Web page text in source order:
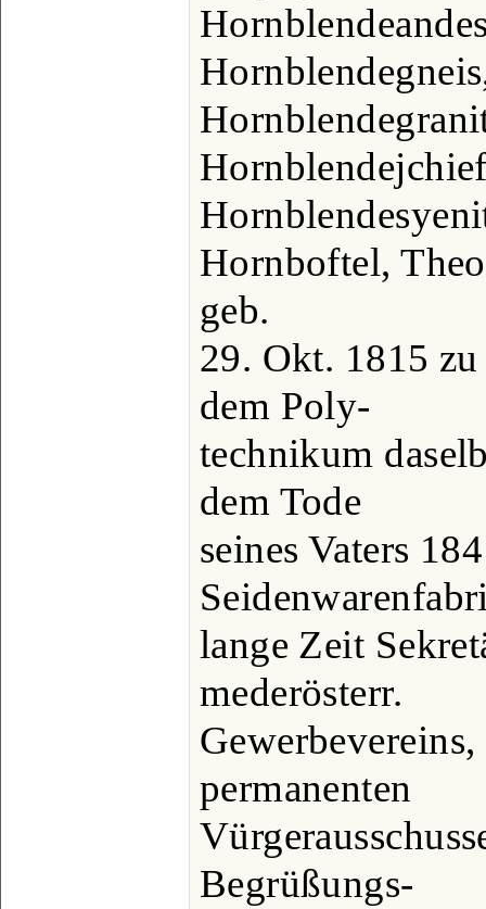
Hornboftel,
geb.
29. Okt. 1815
dem Poly-
technikum
dem Tode
seines Vaters
lange Zeit
mederösterr.
permanenten
Begrüßungs-